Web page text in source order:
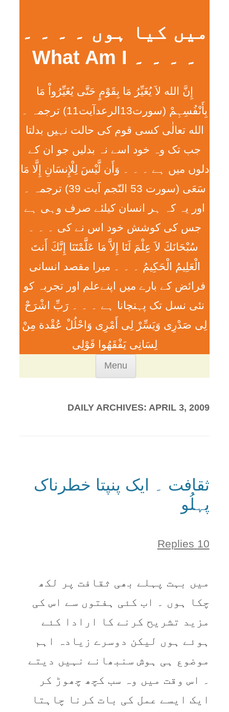
میں کیا ہوں ۔ ۔ ۔ ۔
۔ ۔ ۔ ۔ What Am I
إِنَّ الله لاَ يُغَيِّرُ مَا بِقَوْمٍ حَتَّی يُغَيِّرُواْ مَا
بِأَنْفُسِہِمْ (سورت13الرعدآیت11) ترجمہ ۔
الله تعالٰی کسی قوم کی حالت نہیں بدلتا
جب تک وہ خود اسے نہ بدلیں جو ان کے
دلوں میں ہے ۔ ۔ ۔ وَأَن لَّيْسَ لِلْإِنسَانِ إِلَّا مَا
سَعَی (سورت 53 النّجم آیت 39) ترجمہ ۔
اور یہ کہ ہر انسان کیلئے صرف وہی ہے
جس کی کوشش خود اس نے کی ۔ ۔ ۔
سُبْحَانَكَ لاَ عِلْمَ لَنَا إِلاَّ مَا عَلَّمْتَنَا إِنَّكَ أَنتَ
الْعَلِيمُ الْحَكِيمُ ۔ ۔ ۔ ميرا مقصد انسانی
فرائض کے بارے میں اپنےعلم اور تجربہ کو
نئی نسل تک پہنچانا ہے ۔ ۔ ۔ رَبِّ اشْرَحْ
لِی صَدْرِی وَيَسِّرْ لِی أَمْرِی وَاحْلُلْ عُقْدة مِنْ
لِسَانِی يَفْقَھُوا قَوْلِی
Menu
content
DAILY ARCHIVES: APRIL 3, 2009
ثقافت ۔ ایک پنپتا خطرناک
پہلُو
10 Replies
میں بہت پہلے بھی ثقافت پر لکھ
چکا ہوں ۔ اب کئی ہفتوں سے اس کی
مزید تشریح کرنے کا ارادا کئے
ہوئے ہوں لیکن دوسرے زیادہ اہم
موضوع ہی ہوش سنبھانے نہیں دیتے
۔ اس وقت میں وہ سب کچھ چھوڑ کر
ایک ایسے عمل کی بات کرنا چاہتا